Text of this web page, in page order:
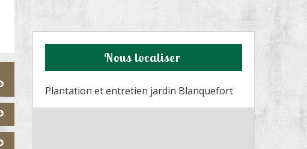
Nous localiser
Plantation et entretien jardin Blanquefort